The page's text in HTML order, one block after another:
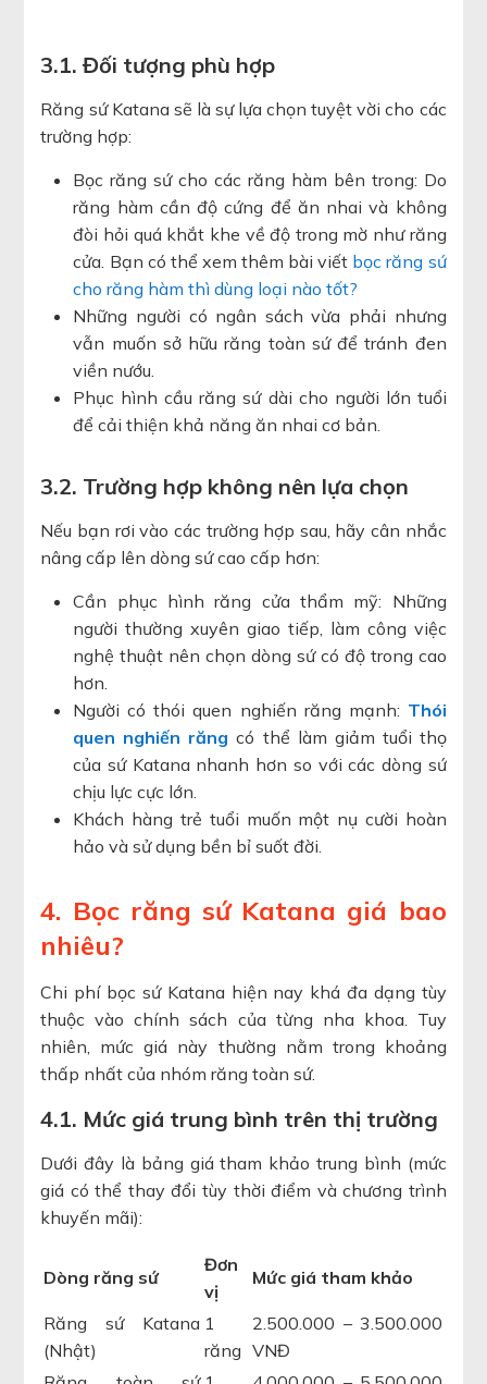
3.1. Đối tượng phù hợp
Răng sứ Katana sẽ là sự lựa chọn tuyệt vời cho các
trường hợp:
Bọc răng sứ cho các răng hàm bên trong: Do
răng hàm cần độ cứng để ăn nhai và không
đòi hỏi quá khắt khe về độ trong mờ như răng
cửa. Bạn có thể xem thêm bài viết bọc răng sứ
cho răng hàm thì dùng loại nào tốt?
Những người có ngân sách vừa phải nhưng
vẫn muốn sở hữu răng toàn sứ để tránh đen
viền nướu.
Phục hình cầu răng sứ dài cho người lớn tuổi
để cải thiện khả năng ăn nhai cơ bản.
3.2. Trường hợp không nên lựa chọn
Nếu bạn rơi vào các trường hợp sau, hãy cân nhắc
nâng cấp lên dòng sứ cao cấp hơn:
Cần phục hình răng cửa thẩm mỹ: Những
người thường xuyên giao tiếp, làm công việc
nghệ thuật nên chọn dòng sứ có độ trong cao
hơn.
Người có thói quen nghiến răng mạnh: Thói
quen nghiến răng có thể làm giảm tuổi thọ
của sứ Katana nhanh hơn so với các dòng sứ
chịu lực cực lớn.
Khách hàng trẻ tuổi muốn một nụ cười hoàn
hảo và sử dụng bền bỉ suốt đời.
4. Bọc răng sứ Katana giá bao
nhiêu?
Chi phí bọc sứ Katana hiện nay khá đa dạng tùy
thuộc vào chính sách của từng nha khoa. Tuy
nhiên, mức giá này thường nằm trong khoảng
thấp nhất của nhóm răng toàn sứ.
4.1. Mức giá trung bình trên thị trường
Dưới đây là bảng giá tham khảo trung bình (mức
giá có thể thay đổi tùy thời điểm và chương trình
khuyến mãi):
Dòng răng sứ
Đơn
vị
Mức giá tham khảo
Răng sứ Katana
(Nhật)
1
răng
2.500.000 – 3.500.000
VNĐ